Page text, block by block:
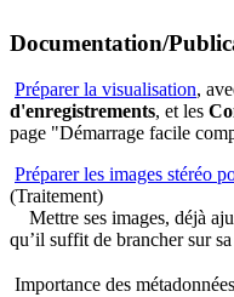
Documentation/
Préparer la visualisation,
d'enregistrements, et les
page "Démarrage facile
Préparer les images stéréo
(Traitement)
Mettre ses images, déjà
qu’il suffit de brancher sur
Importance des